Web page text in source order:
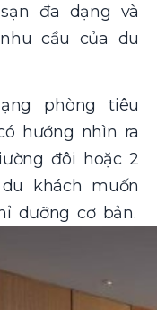
đa dạng và
cầu của du
phòng tiêu
hướng nhìn ra
đôi hoặc 2
khách muốn
dưỡng cơ bản.